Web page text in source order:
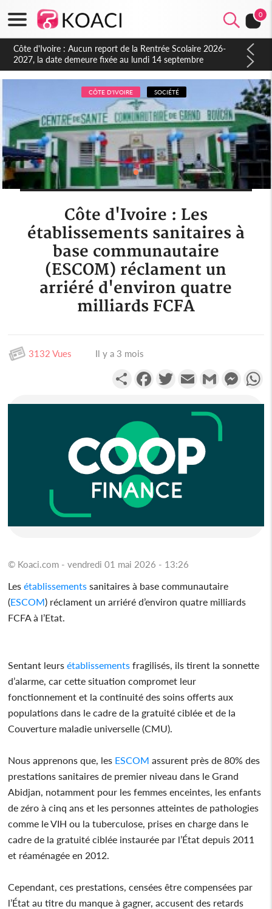
0
Côte d'Ivoire : Indépendance à Blahou, le sous-préfet : « La
fête nous invite à mesurer le chemin parcouru et à renouveler
notre engagement collectif en faveur du développement »
CÔTE D'IVOIRE SOCIÉTÉ
Côte d'Ivoire : Les
établissements sanitaires à
base communautaire
(ESCOM) réclament un
arriéré d'environ quatre
milliards FCFA
3132 Vues Il y a 3 mois
PartagerFacebookTwitterEmail Gmail
© Koaci.com - vendredi 01 mai 2026 - 13:26
Lesétablissements sanitaires à base communautaire
(ESCOM) réclament un arriéré d’environ quatre milliards
FCFA à l’Etat.
Sentant leursétablissements fragilisés, ils tirent la sonnette
d’alarme, car cette situation compromet leur
fonctionnement et la continuité des soins offerts aux
populations dans le cadre de la gratuité ciblée et de la
Couverture maladie universelle (CMU).
Nous apprenons que, les ESCOM assurent près de 80% des
prestations sanitaires de premier niveau dans le Grand
Abidjan, notamment pour les femmes enceintes, les enfants
de zéro à cinq ans et les personnes atteintes de pathologies
comme le VIH ou la tuberculose, prises en charge dans le
cadre de la gratuité ciblée instaurée par l’État depuis 2011
et réaménagée en 2012.
Cependant, ces prestations, censées être compensées par
l’État au titre du manque à gagner, accusent des retards